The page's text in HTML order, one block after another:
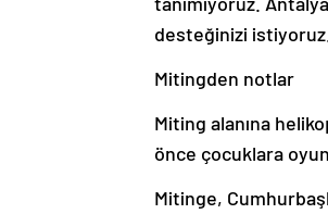
desteğinizi
önce çocuklara